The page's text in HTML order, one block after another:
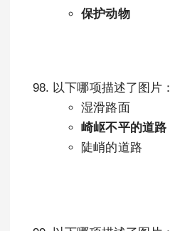
保护动物
以下哪项描述了图片：
湿滑路面
崎岖不平的道路
陡峭的道路